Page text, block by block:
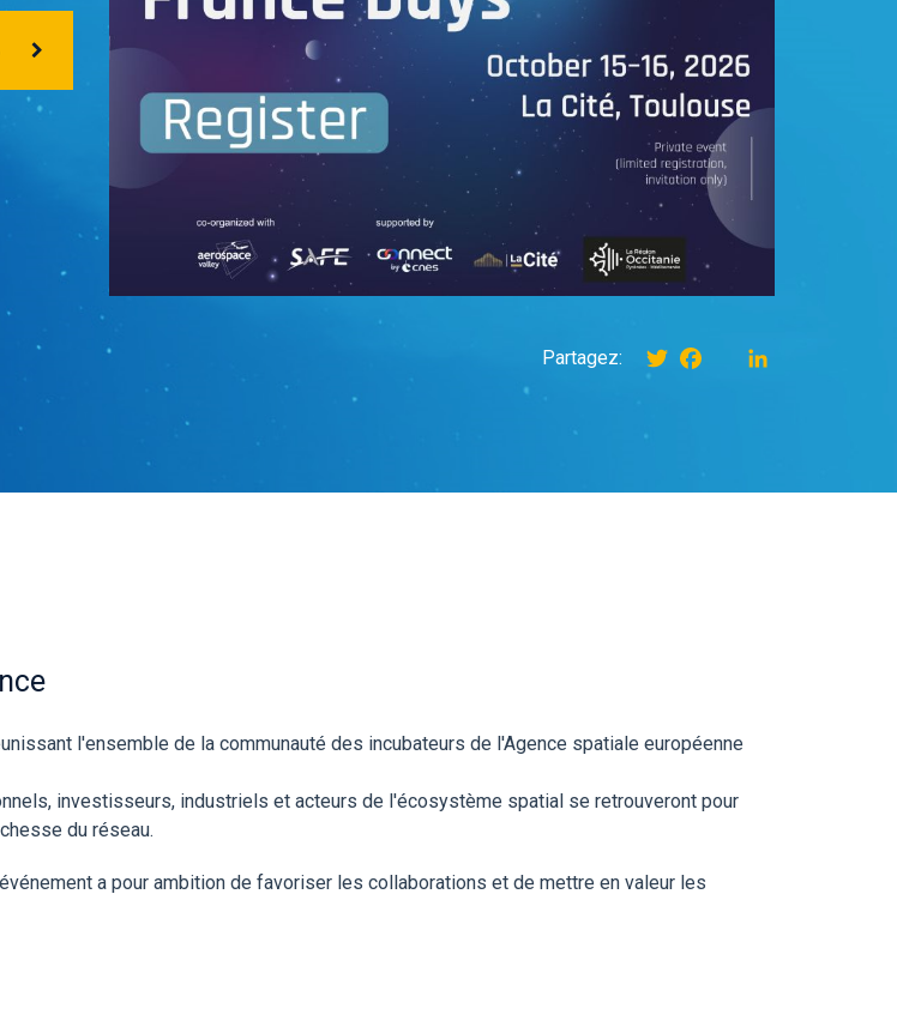
Partagez: TwitterFacebookinstagram
l'ensemble de la communauté des incubateurs de l'Agence spatiale européenne
investisseurs, industriels et acteurs de l'écosystème spatial se retrouveront pour
du réseau.
a pour ambition de favoriser les collaborations et de mettre en valeur les